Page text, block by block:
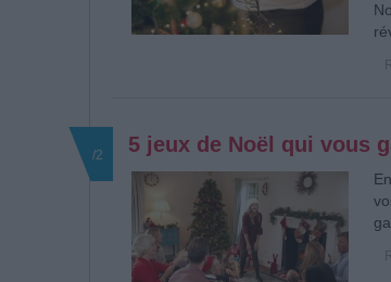
5 jeux de Noël qui vous
/2